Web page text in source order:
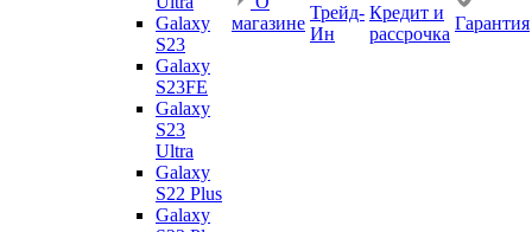
Galaxy
S23
Galaxy
S23FE
Galaxy
S23
Ultra
Galaxy
S22 Plus
Galaxy
магазине
Трейд-
Ин
Кредит и
рассрочка
Гарантия